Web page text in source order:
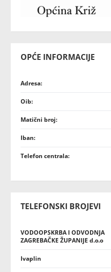
OPĆE INFORMACIJE
Adresa:
Oib:
Matični broj:
Iban:
Telefon centrala:
TELEFONSKI BROJEVI
VODOOPSKRBA I ODVODNJA
ZAGREBAČKE ŽUPANIJE d.o.o
Ivaplin